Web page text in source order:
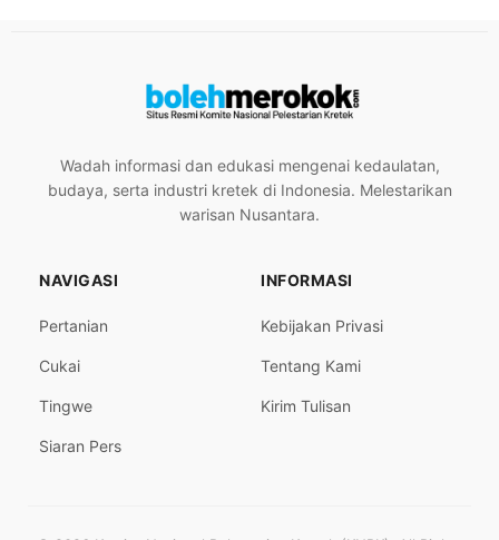
Wadah informasi dan edukasi mengenai kedaulatan,
budaya, serta industri kretek di Indonesia. Melestarikan
warisan Nusantara.
NAVIGASI
Pertanian
Cukai
Tingwe
Siaran Pers
INFORMASI
Kebijakan Privasi
Tentang Kami
Kirim Tulisan